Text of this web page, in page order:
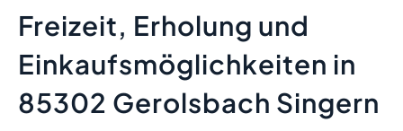
Freizeit, Erholung und
Einkaufsmöglichkeiten in
85302 Gerolsbach Singern